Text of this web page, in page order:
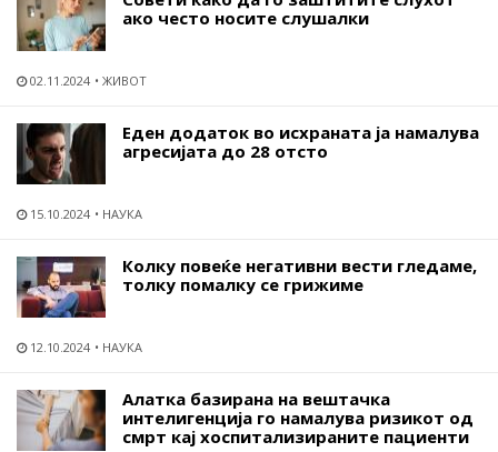
ако често носите слушалки
02.11.2024 ЖИВОТ
Еден додаток во исхраната ја намалува
агресијата до 28 отсто
15.10.2024 НАУКА
Колку повеќе негативни вести гледаме,
толку помалку се грижиме
12.10.2024 НАУКА
Алатка базирана на вештачка
интелигенција го намалува ризикот од
смрт кај хоспитализираните пациенти